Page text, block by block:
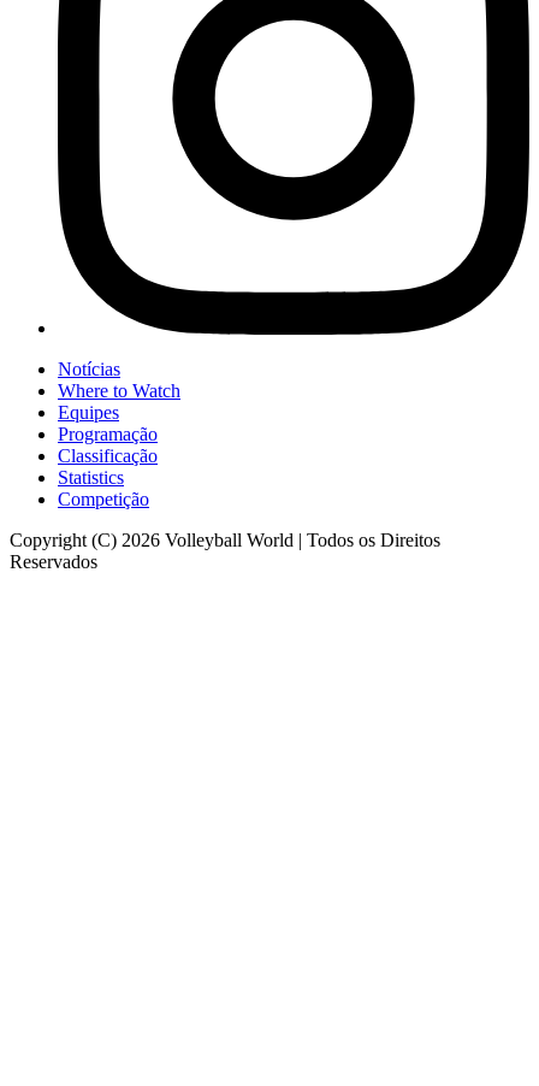
Notícias
Where to Watch
Equipes
Programação
Classificação
Statistics
Competição
Copyright (C) 2026 Volleyball World | Todos os Direitos
Reservados